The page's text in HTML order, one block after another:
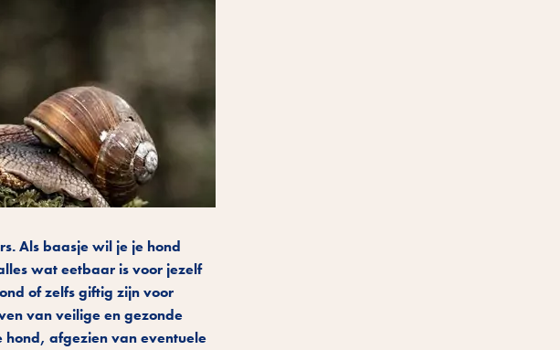
Als baasje wil je je hond
wat eetbaar is voor jezelf
of zelfs giftig zijn voor
van veilige en gezonde
afgezien van eventuele